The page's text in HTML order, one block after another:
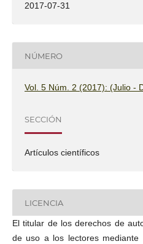
2017-07-31
NÚMERO
Vol. 5 Núm. 2 (2017): (Julio -
SECCIÓN
Artículos científicos
LICENCIA
El titular de los derechos de
de uso a los lectores mediante